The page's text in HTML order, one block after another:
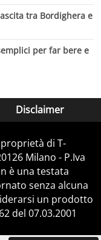
tra Bordighera e
per far bere e
Disclaimer
di T-
Milano - P.Iva
è una testata
senza alcuna
un prodotto
del 07.03.2001